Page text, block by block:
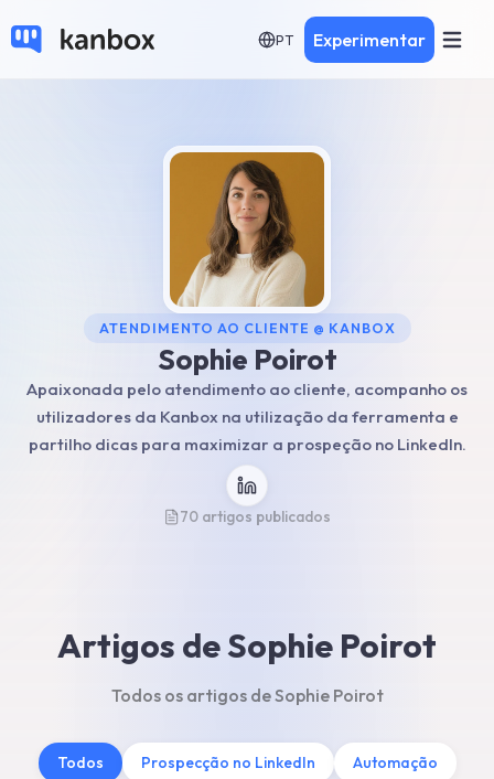
PT Experimentar
ATENDIMENTO AO CLIENTE @ KANBOX
Sophie Poirot
Apaixonada pelo atendimento ao cliente, acompanho os
utilizadores da Kanbox na utilização da ferramenta e
partilho dicas para maximizar a prospeção no LinkedIn.
70 artigos publicados
Artigos de Sophie Poirot
Todos os artigos de Sophie Poirot
Todos Prospecção no LinkedIn Automação